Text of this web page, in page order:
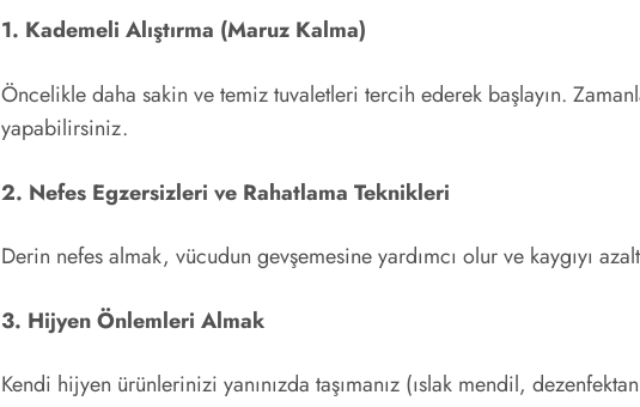
1. Kademeli Alıştırma (Maruz Kalma)
Öncelikle daha sakin ve temiz tuvaletleri tercih ederek başlayın.
yapabilirsiniz.
2. Nefes Egzersizleri ve Rahatlama Teknikleri
Derin nefes almak, vücudun gevşemesine yardımcı olur ve kaygıyı
3. Hijyen Önlemleri Almak
Kendi hijyen ürünlerinizi yanınızda taşımanız (ıslak mendil,